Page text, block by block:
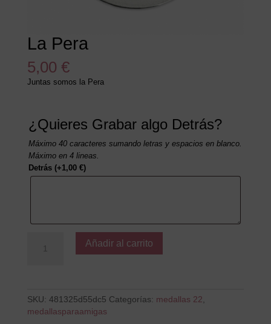
La Pera
5,00 €
Juntas somos la Pera
¿Quieres Grabar algo Detrás?
Máximo 40 caracteres sumando letras y espacios en blanco.
Máximo en 4 lineas.
Detrás (+1,00 €)
Añadir al carrito
SKU: 481325d55dc5 Categorías: medallas 22,
medallasparaamigas